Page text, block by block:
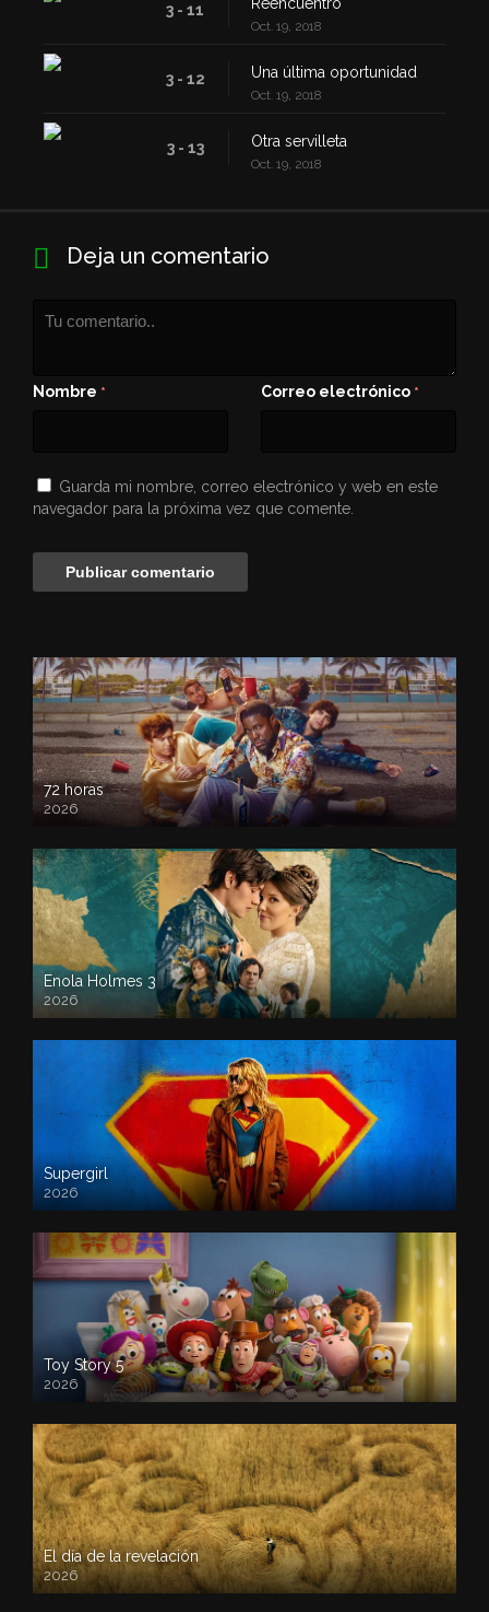
3 - 11
Oct. 19, 2018
3 - 12 Una última oportunidad
Oct. 19, 2018
3 - 13 Otra servilleta
Oct. 19, 2018
Deja un comentario
Nombre * Correo electrónico *
Guarda mi nombre, correo electrónico y web en este
navegador para la próxima vez que comente.
72 horas
2026
Enola Holmes 3
2026
Supergirl
2026
Toy Story 5
2026
El día de la revelación
2026